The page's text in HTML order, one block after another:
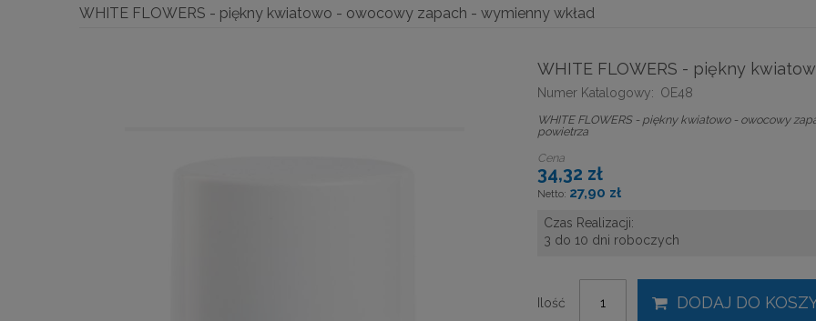
WHITE FLOWERS - piękny kwiatowo - owocowy zapach - wymienny wkład
WHITE FLOWERS - piękny
Numer Katalogowy: OE48
WHITE FLOWERS - piękny kwiatowo - owocowy
powietrza
Cena
34,32 zł
27,90 zł
Czas Realizacji:
3 do 10 dni roboczych
Ilość DODAJ DO